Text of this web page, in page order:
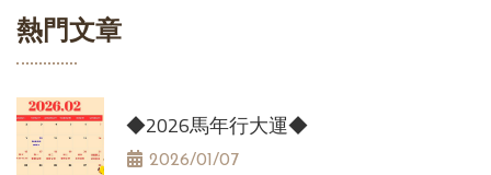
熱門文章
◆2026馬年行大運◆
2026/01/07